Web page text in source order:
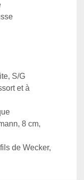
S/G
et à
8 cm,
de Wecker,